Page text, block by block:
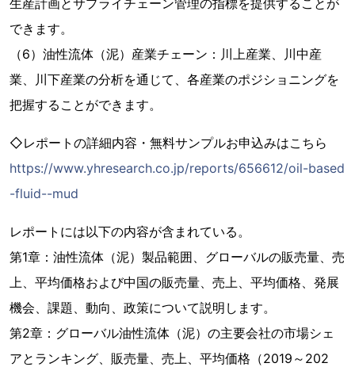
生産計画とサプライチェーン管理の指標を提供することが
できます。
（6）油性流体（泥）産業チェーン：川上産業、川中産
業、川下産業の分析を通じて、各産業のポジショニングを
把握することができます。
◇レポートの詳細内容・無料サンプルお申込みはこちら
https://www.yhresearch.co.jp/reports/656612/oil-based
-fluid--mud
レポートには以下の内容が含まれている。
第1章：油性流体（泥）製品範囲、グローバルの販売量、売
上、平均価格および中国の販売量、売上、平均価格、発展
機会、課題、動向、政策について説明します。
第2章：グローバル油性流体（泥）の主要会社の市場シェ
アとランキング、販売量、売上、平均価格（2019～202